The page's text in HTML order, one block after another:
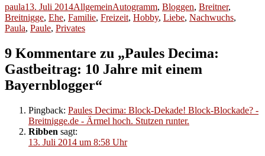
Autor
paulaVeröffentlicht
am
13. Juli 2014Kategorien
AllgemeinSchlagwörter
Autogramm, Bloggen, Breitner,
Breitnigge, Ehe, Familie, Freizeit, Hobby, Liebe, Nachwuchs,
Paula, Paule, Privates
9 Kommentare zu „Paules Decima:
Gastbeitrag: 10 Jahre mit einem
Bayernblogger“
Pingback: Paules Decima: Block-Dekade! Block-Blockade? -
Breitnigge.de - Ärmel hoch. Stutzen runter.
Ribben sagt:
13. Juli 2014 um 8:58 Uhr